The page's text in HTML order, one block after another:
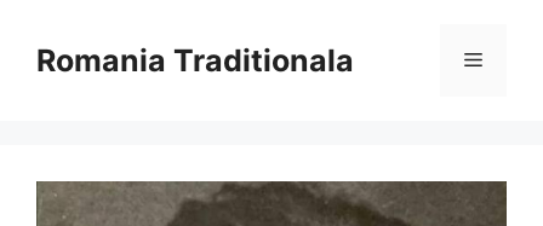
conținutRomania Traditionala Meniu